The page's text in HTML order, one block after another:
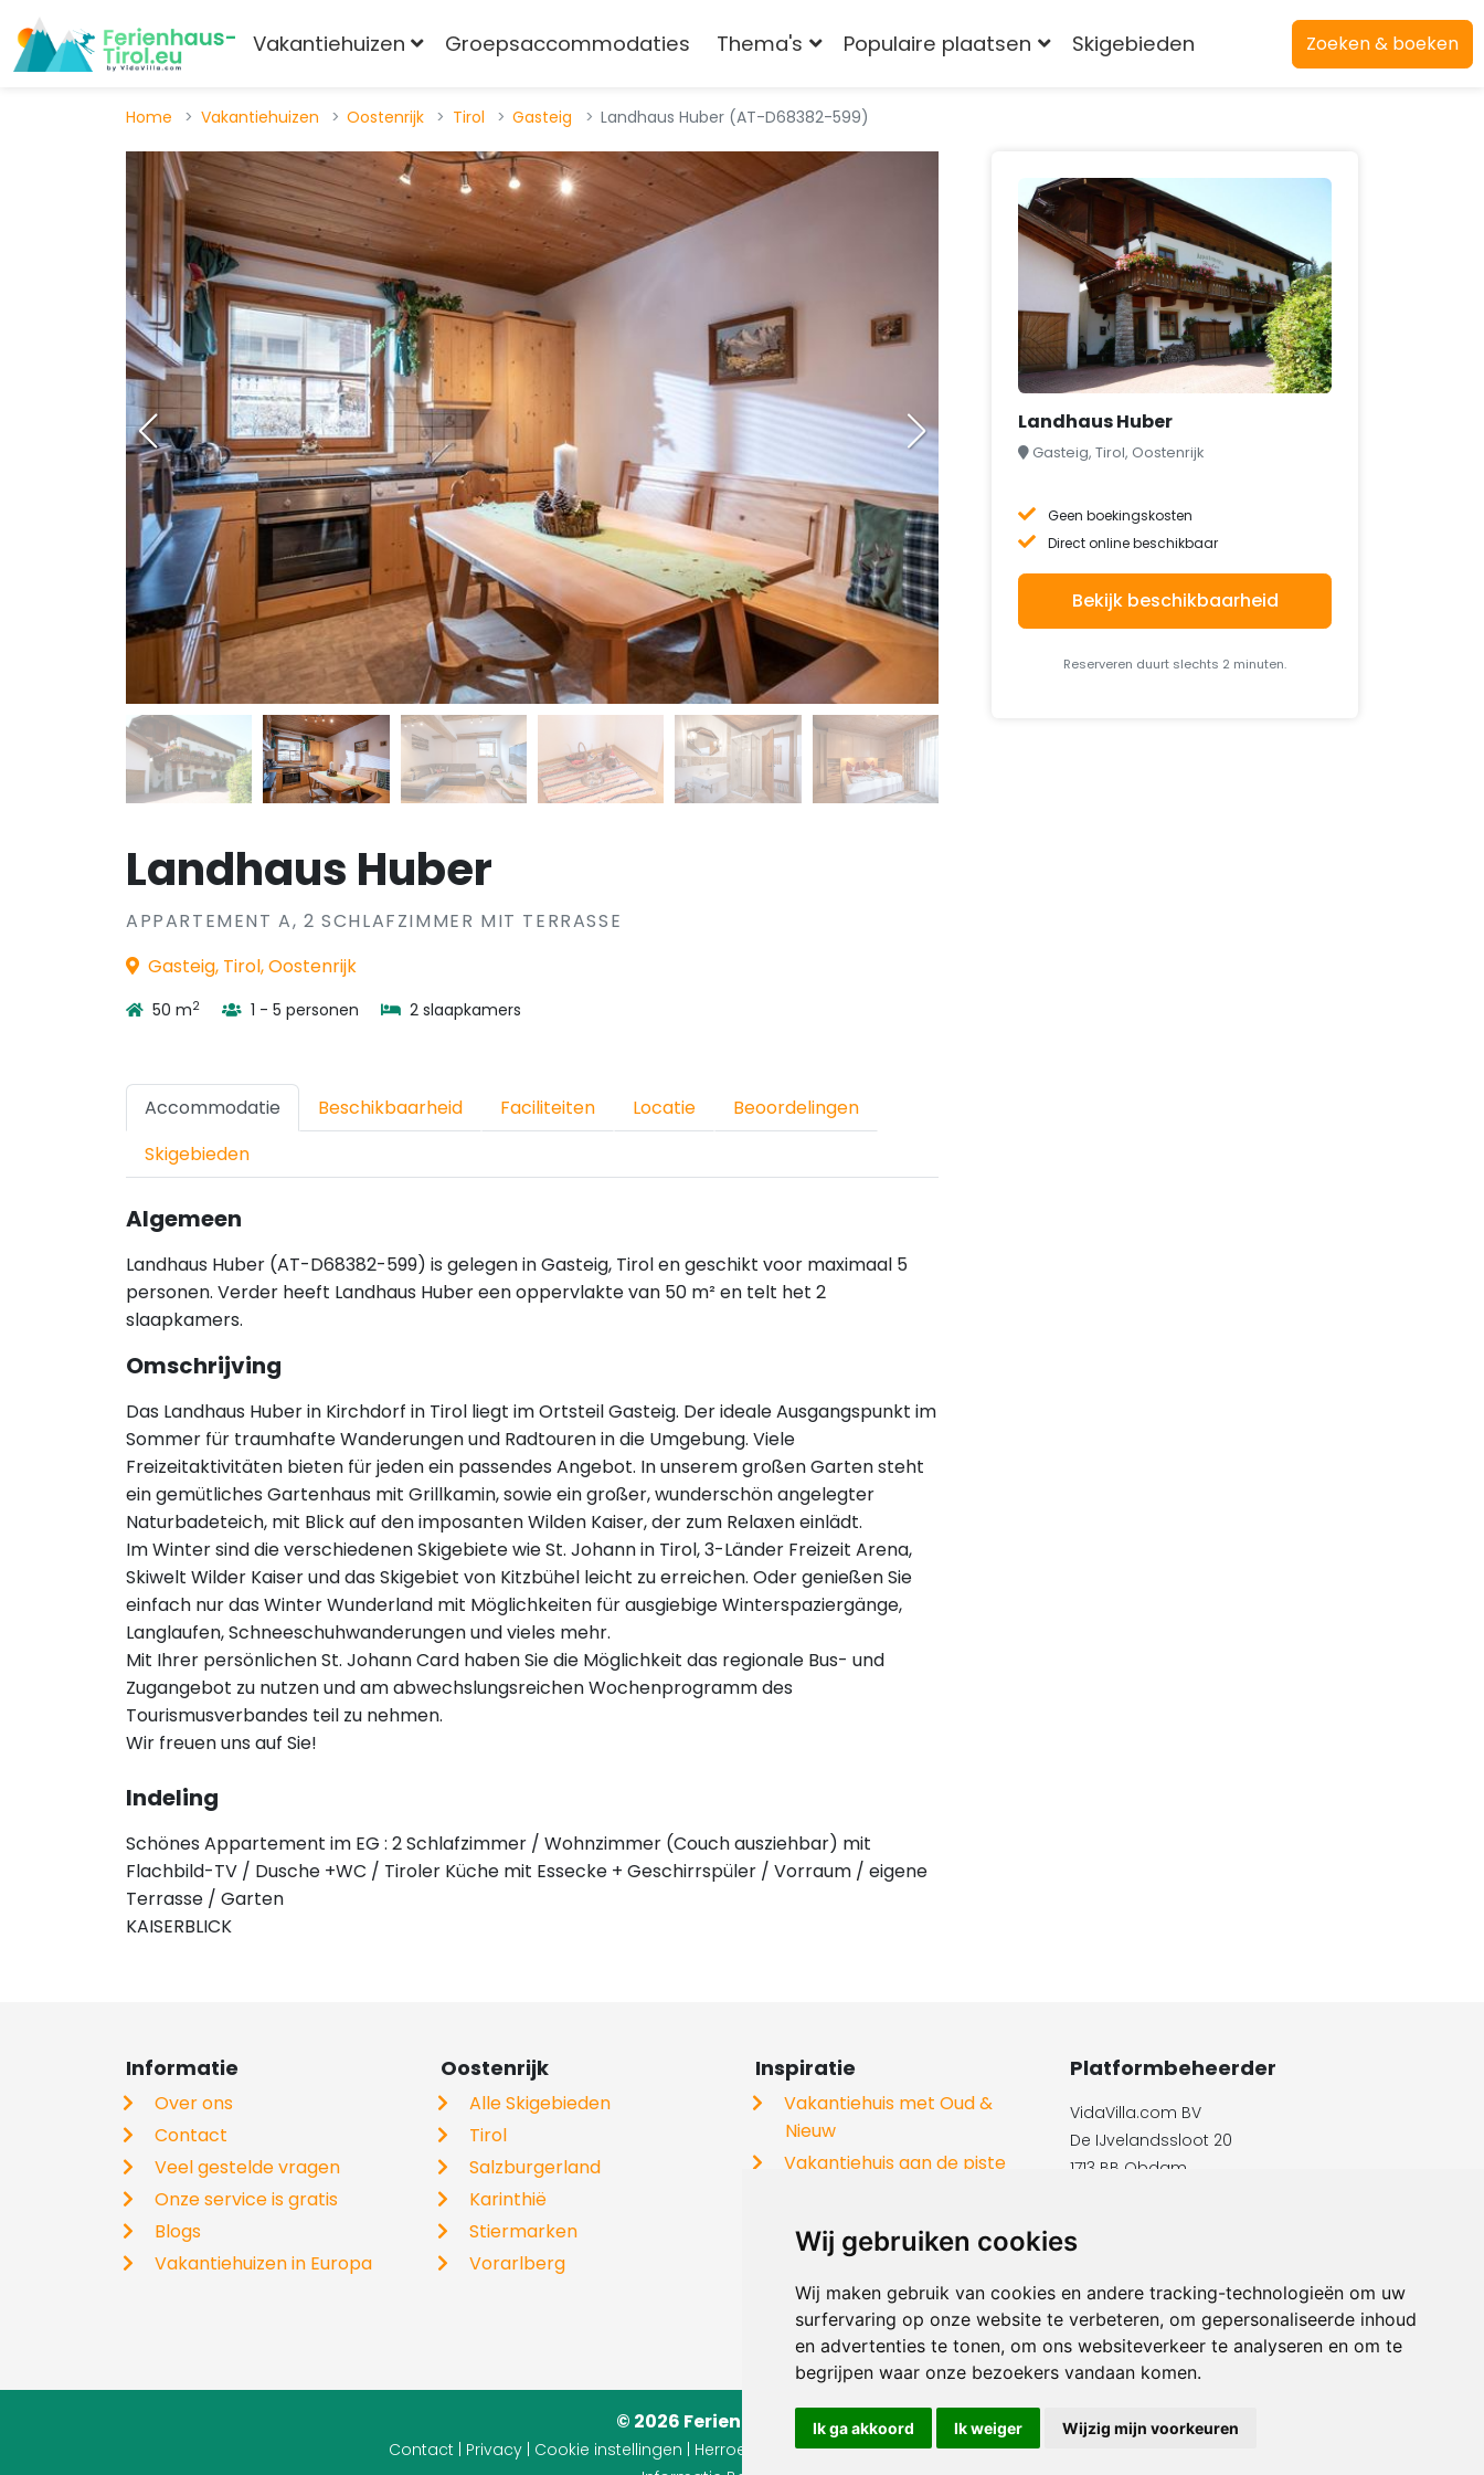
Wij gebruiken cookies
Wij maken gebruik van cookies en andere tracking-technologieën om uw
surfervaring op onze website te verbeteren, om gepersonaliseerde inhoud
en advertenties te tonen, om ons websiteverkeer te analyseren en om te
begrijpen waar onze bezoekers vandaan komen.
Ik ga akkoord Ik weiger Wijzig mijn voorkeuren
Vakantiehuizen Groepsaccommodaties Thema's Populaire plaatsen Skigebieden Zoeken & boeken
Home Vakantiehuizen Oostenrijk Tirol Gasteig Landhaus Huber (AT-D68382-599)
Landhaus Huber
APPARTEMENT A, 2 SCHLAFZIMMER MIT TERRASSE
Gasteig, Tirol, Oostenrijk
50 m2 1 - 5 personen 2 slaapkamers
Accommodatie Beschikbaarheid Faciliteiten Locatie
Beoordelingen
Skigebieden
Algemeen
Landhaus Huber (AT-D68382-599) is gelegen in Gasteig, Tirol en geschikt voor maximaal 5
personen. Verder heeft Landhaus Huber een oppervlakte van 50 m² en telt het 2
slaapkamers.
Omschrijving
Das Landhaus Huber in Kirchdorf in Tirol liegt im Ortsteil Gasteig. Der ideale Ausgangspunkt im
Sommer für traumhafte Wanderungen und Radtouren in die Umgebung. Viele
Freizeitaktivitäten bieten für jeden ein passendes Angebot. In unserem großen Garten steht
ein gemütliches Gartenhaus mit Grillkamin, sowie ein großer, wunderschön angelegter
Naturbadeteich, mit Blick auf den imposanten Wilden Kaiser, der zum Relaxen einlädt.
Im Winter sind die verschiedenen Skigebiete wie St. Johann in Tirol, 3-Länder Freizeit Arena,
Skiwelt Wilder Kaiser und das Skigebiet von Kitzbühel leicht zu erreichen. Oder genießen Sie
einfach nur das Winter Wunderland mit Möglichkeiten für ausgiebige Winterspaziergänge,
Langlaufen, Schneeschuhwanderungen und vieles mehr.
Mit Ihrer persönlichen St. Johann Card haben Sie die Möglichkeit das regionale Bus- und
Zugangebot zu nutzen und am abwechslungsreichen Wochenprogramm des
Tourismusverbandes teil zu nehmen.
Wir freuen uns auf Sie!
Indeling
Schönes Appartement im EG : 2 Schlafzimmer / Wohnzimmer (Couch ausziehbar) mit
Flachbild-TV / Dusche +WC / Tiroler Küche mit Essecke + Geschirrspüler / Vorraum / eigene
Terrasse / Garten
KAISERBLICK
Landhaus Huber
Gasteig, Tirol, Oostenrijk
Geen boekingskosten
Direct online beschikbaar
Bekijk beschikbaarheid
Reserveren duurt slechts 2 minuten.
Informatie
Over ons
Contact
Veel gestelde vragen
Onze service is gratis
Blogs
Vakantiehuizen in Europa
Oostenrijk
Alle Skigebieden
Tirol
Salzburgerland
Karinthië
Stiermarken
Vorarlberg
Inspiratie
Vakantiehuis met Oud &
Nieuw
Vakantiehuis aan de piste
Groepshuizen
Skivakantie
Chalets
Skischolen
Platformbeheerder
VidaVilla.com BV
De IJvelandssloot 20
1713 BB Obdam
Ust-ID: NL855781919B01
© 2026 Ferienhaus-Tirol.eu
Contact Privacy Cookie instellingen Herroepingsrecht|Gebruiksvoorwaarden|Imprint |